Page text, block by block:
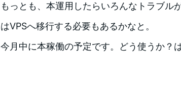
もっとも、本運用したらいろんなトラブル
はVPSへ移行する必要もあるかなと。
今月中に本稼働の予定です。どう使うか？